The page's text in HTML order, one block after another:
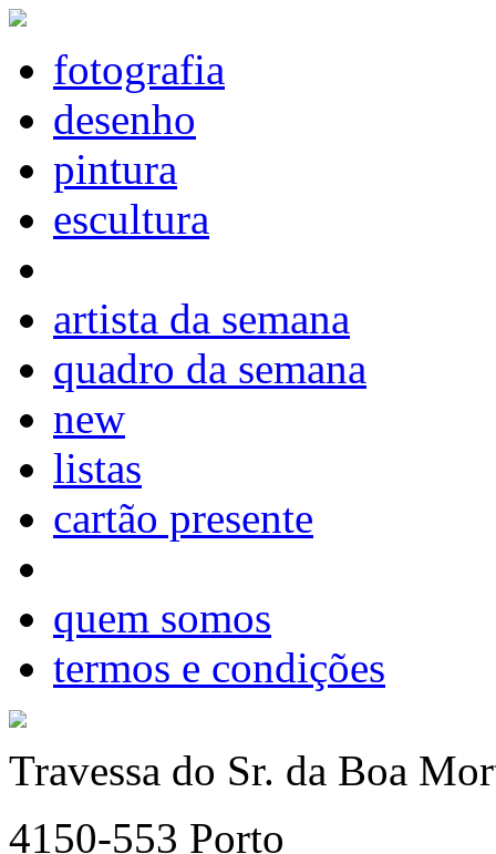
fotografia
desenho
pintura
escultura
artista da semana
quadro da semana
new
listas
cartão presente
quem somos
termos e condições
Travessa do Sr. da Boa
4150-553 Porto